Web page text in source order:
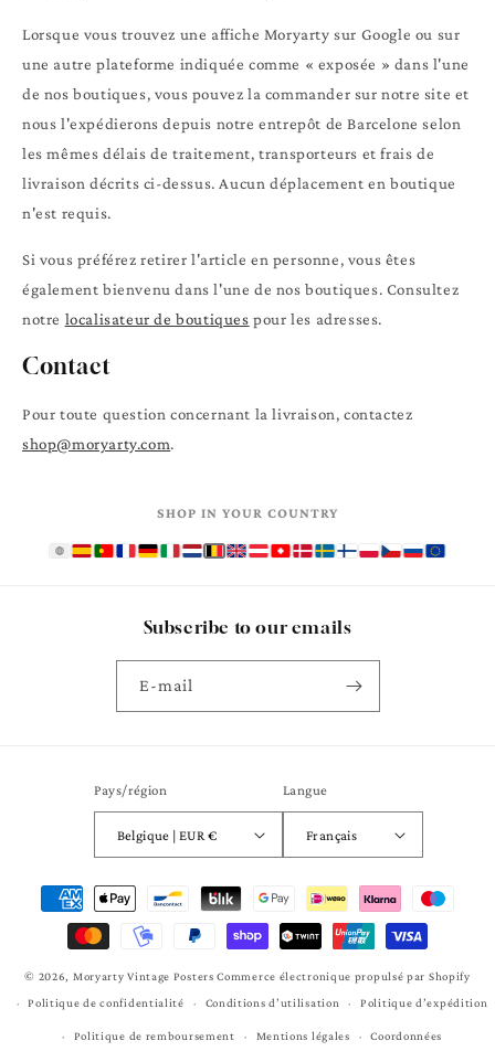
Lorsque vous trouvez une affiche Moryarty sur Google ou sur
une autre plateforme indiquée comme « exposée » dans l'une
de nos boutiques, vous pouvez la commander sur notre site et
nous l'expédierons depuis notre entrepôt de Barcelone selon
les mêmes délais de traitement, transporteurs et frais de
livraison décrits ci-dessus. Aucun déplacement en boutique
n'est requis.
Si vous préférez retirer l'article en personne, vous êtes
également bienvenu dans l'une de nos boutiques. Consultez
notre localisateur de boutiques pour les adresses.
Contact
Pour toute question concernant la livraison, contactez
shop@moryarty.com.
SHOP IN YOUR COUNTRY
Subscribe to our emails
E-mail
Pays/région
Belgique | EUR €
Langue
Français
Moyens
de
paiement
© 2026, Moryarty Vintage Posters Commerce électronique propulsé par Shopify
Politique de confidentialité
Conditions d’utilisation Politique d’expédition
Politique de remboursement Mentions légales Coordonnées